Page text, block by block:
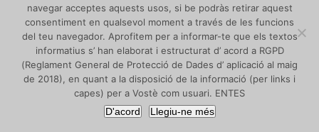
navegar acceptes aquests usos, si be podràs retirar aquest
consentiment en qualsevol moment a través de les funcions
del teu navegador. Aprofitem per a informar-te que els textos
informatius s’ han elaborat i estructurat d’ acord a RGPD
(Reglament General de Protecció de Dades d’ aplicació al maig
de 2018), en quant a la disposició de la informació (per links i
capes) per a Vostè com usuari. ENTES
D'acord
Llegiu-ne més